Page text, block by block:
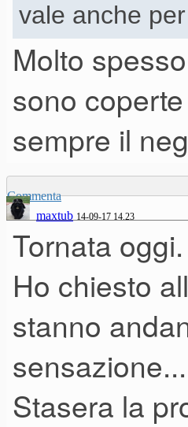
vale anche
Molto
sono
sempre il
Commenta
maxtub 14-09-17 14.23
Tornata oggi.
Ho chiesto
stanno
Stasera la